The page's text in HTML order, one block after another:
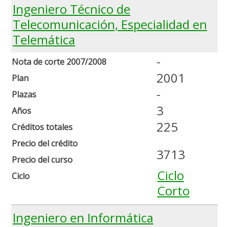
Ingeniero Técnico de
Telecomunicación, Especialidad en
Telemática
Nota de corte 2007/2008
Plan
Plazas
Años
Créditos totales
Precio del crédito
Precio del curso
Ciclo
-
2001
-
3
225
3713
Ciclo
Corto
Ingeniero en Informática